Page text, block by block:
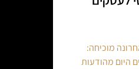
מוכיחה:
היום מהודעות